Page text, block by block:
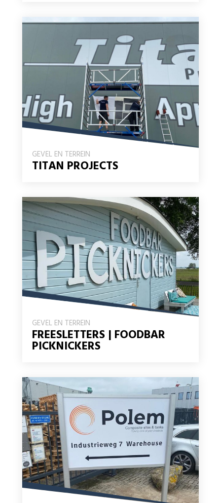
GEVEL EN TERREIN
TITAN PROJECTS
GEVEL EN TERREIN
FREESLETTERS | FOODBAR
PICKNICKERS